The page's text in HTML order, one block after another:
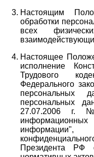
Настоящим
обработки
всех
Настоящее
исполнение
Трудового
Федерального
персональных
27.07.2006 г.
Президента